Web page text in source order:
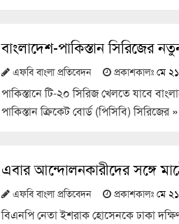
বাংলাদেশ-পাকিস্তান সিরিজের
এফবি বাংলা প্রতিবেদন প্রকাশকালঃ মে
পাকিস্তানে টি-২০ সিরিজ খেলতে যাবে
পাকিস্তান ক্রিকেট বোর্ড (পিসিবি) সিরিজের»
এবার আন্দোলনকারীদের সঙ্গে
এফবি বাংলা প্রতিবেদন প্রকাশকালঃ মে
বিএনপি নেতা ইশরাক হোসেনকে ঢাকা